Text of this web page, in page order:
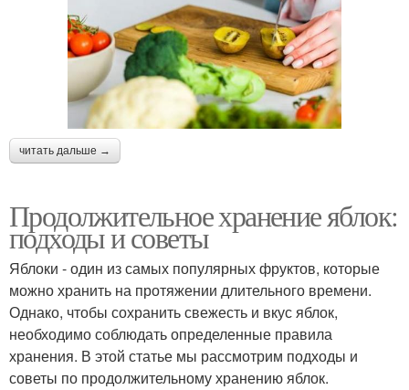
читать дальше →
Продолжительное хранение яблок:
подходы и советы
Яблоки - один из самых популярных фруктов, которые
можно хранить на протяжении длительного времени.
Однако, чтобы сохранить свежесть и вкус яблок,
необходимо соблюдать определенные правила
хранения. В этой статье мы рассмотрим подходы и
советы по продолжительному хранению яблок.